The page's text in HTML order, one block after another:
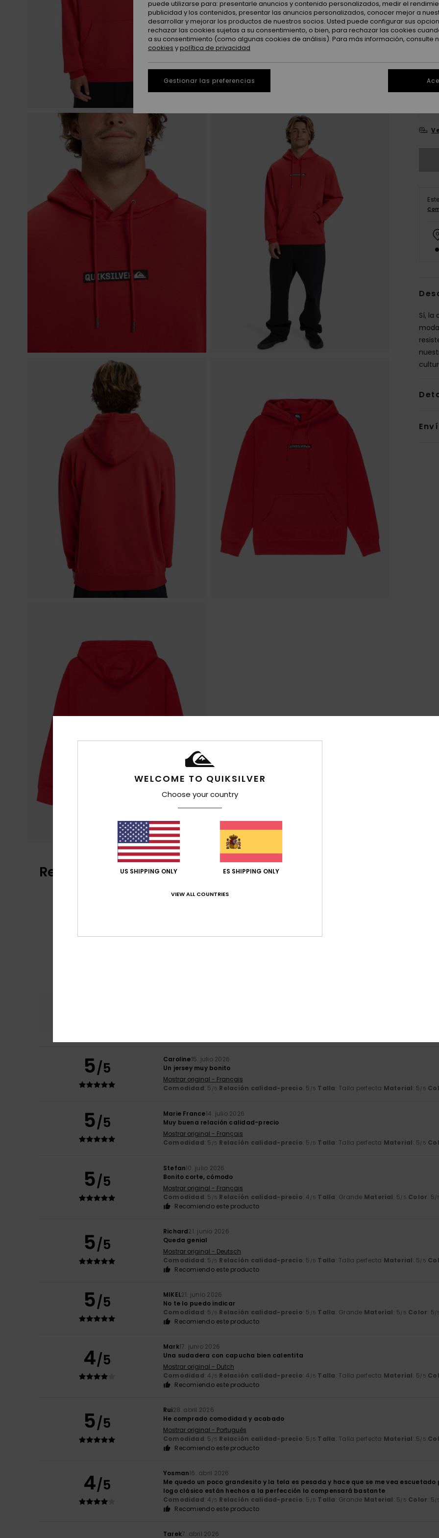
Color
Sí, la
Reseñas de los clientes
4.7
5/5 Caroline15. julio 2026
Un jersey muy bonito
Mostrar original - Français
Comodidad: 5 /5 Relación calidad-precio: 5 /5 Talla: Talla perfecta Material: 5/5
5/5 Marie France14. julio 2026
Muy buena relación calidad-precio
Mostrar original - Français
Comodidad: 5 /5 Relación calidad-precio: 5 /5 Talla: Talla perfecta Material: 5/5
5/5
Stefan10. julio 2026
Bonito corte, cómodo
Mostrar original - Français
Comodidad: 5 /5 Relación calidad-precio: 4 /5 Talla: Grande Material: 5/5 Color: 5/
Recomiendo este producto
5/5
Richard21. junio 2026
Queda genial
Mostrar original - Deutsch
Comodidad: 5 /5 Relación calidad-precio: 5 /5 Talla: Talla perfecta Material: 5/5
Recomiendo este producto
5/5 MIKEL21. junio 2026
No te lo puedo indicar
Comodidad: 5 /5 Relación calidad-precio: 5 /5 Talla: Grande Material: 5/5 Color: 5/
Recomiendo este producto
4/5
Mark17. junio 2026
Una sudadera con capucha bien calentita
Mostrar original - Dutch
Comodidad: 4 /5 Relación calidad-precio: 4 /5 Talla: Talla perfecta Material: 5/5
Recomiendo este producto
5/5
Rui28. abril 2026
He comprado comodidad y acabado
Mostrar original - Português
Comodidad: 5 /5 Relación calidad-precio: 5 /5 Talla: Talla perfecta Material: 5/5
Recomiendo este producto
4/5
Yosman16. abril 2026
Me quedo un poco grandesito y la tela es pesada y hace que se me vea
logo clásico están hechos a la perfección lo compensará bastante
Comodidad: 4 /5 Relación calidad-precio: 5 /5 Talla: Grande Material: 5/5 Color: 5/
Recomiendo este producto
Tarek7. abril 2026
WELCOME TO QUIKSILVER
Choose your country
US SHIPPING ONLY ES SHIPPING ONLY
VIEW ALL COUNTRIES
puede utilizarse para: presentarle anuncios y contenido personalizados, medir el
publicidad y los contenidos, presentar las anuncios personalizados, conocer mejor a
desarrollar y mejorar los productos de nuestros socios. Usted puede configurar sus
rechazar las cookies sujetas a su consentimiento, o bien, para rechazar las cookies
a su consentimiento (como algunas cookies de análisis). Para más información, consulte
cookies ypolítica de privacidad
Gestionar las preferencias